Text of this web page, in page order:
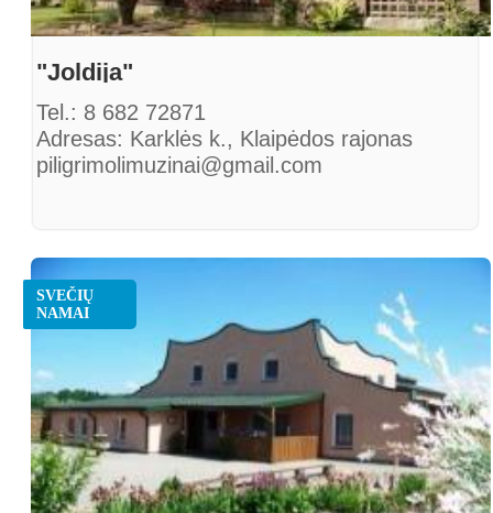
"Joldija"
Tel.: 8 682 72871
Adresas: Karklės k., Klaipėdos rajonas
piligrimolimuzinai@gmail.com
SVEČIŲ
NAMAI